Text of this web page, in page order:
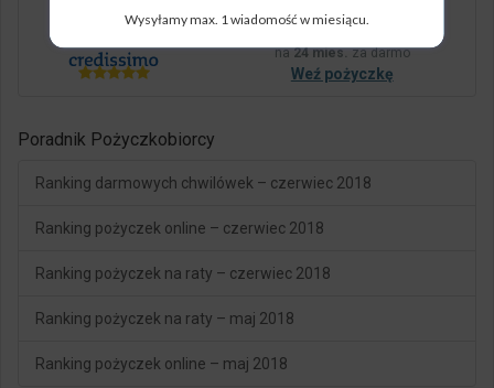
weź 5.000 zł
na24 mies.za darmo
Weź pożyczkę
Poradnik Pożyczkobiorcy
Ranking darmowych chwilówek – czerwiec 2018
Ranking pożyczek online – czerwiec 2018
Ranking pożyczek na raty – czerwiec 2018
Ranking pożyczek na raty – maj 2018
Ranking pożyczek online – maj 2018
Wysyłamy max. 1 wiadomość w miesiącu.